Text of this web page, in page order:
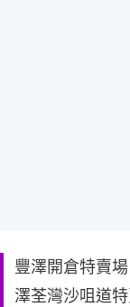
豐澤開倉特賣
澤荃灣沙咀道